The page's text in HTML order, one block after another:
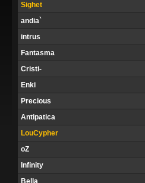
Sighet
andia`
intrus
Fantasma
Cristi-
Enki
Precious
Antipatica
LouCypher
oZ
Infinity
Bella